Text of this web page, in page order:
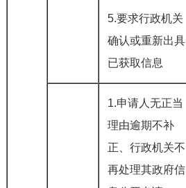
5.要求行政机关
确认或重新出具
已获取信息
1.申请人无正当
理由逾期不补
正、行政机关不
再处理其政府信